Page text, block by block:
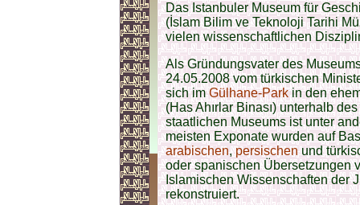
DasIstanbuler Museum für
(İslam Bilim ve Teknoloji Tarihi
vielen wissenschaftlichen
Als Gründungsvater des
24.05.2008 vom türkischen
sich imGülhane-Parkin den
(Has Ahırlar Binası) unterhalb des
staatlichen Museums ist unter
meisten Exponate wurden auf
arabischen,persischenund
oder spanischen Übersetzungen
Islamischen Wissenschaften der
rekonstruiert.